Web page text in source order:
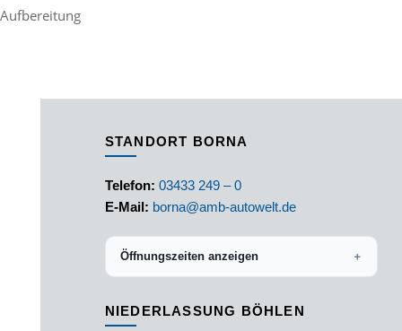
Aufbereitung
STANDORT BORNA
Telefon: 03433 249 – 0
E-Mail: borna@amb-autowelt.de
Öffnungszeiten anzeigen ＋
NIEDERLASSUNG BÖHLEN